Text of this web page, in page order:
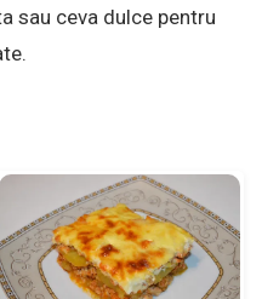
sau ceva dulce pentru